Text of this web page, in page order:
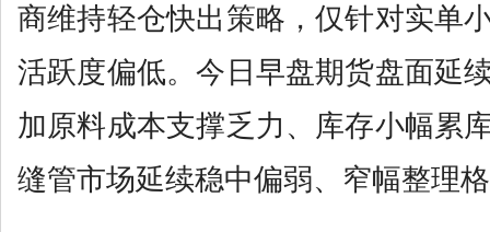
商维持轻仓快出策略，仅针对实单
活跃度偏低。今日早盘期货盘面延
加原料成本支撑乏力、库存小幅累
缝管市场延续稳中偏弱、窄幅整理